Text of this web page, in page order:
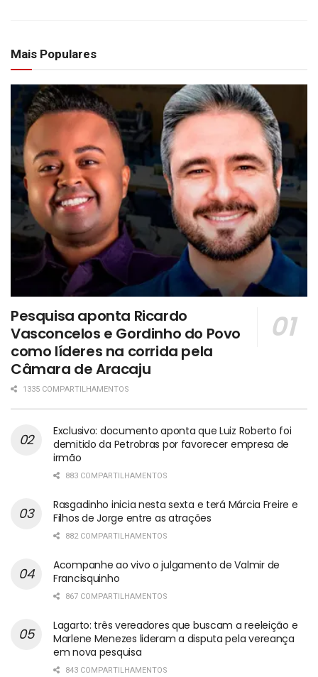
Mais Populares
Pesquisa aponta Ricardo
Vasconcelos e Gordinho do Povo
como líderes na corrida pela
Câmara de Aracaju
1335 COMPARTILHAMENTOS
Exclusivo: documento aponta que Luiz Roberto foi
demitido da Petrobras por favorecer empresa de
irmão
883 COMPARTILHAMENTOS
Rasgadinho inicia nesta sexta e terá Márcia Freire e
Filhos de Jorge entre as atrações
882 COMPARTILHAMENTOS
Acompanhe ao vivo o julgamento de Valmir de
Francisquinho
867 COMPARTILHAMENTOS
Lagarto: três vereadores que buscam a reeleição e
Marlene Menezes lideram a disputa pela vereança
em nova pesquisa
843 COMPARTILHAMENTOS